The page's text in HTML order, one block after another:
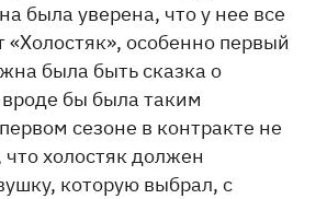
была уверена, что у нее все
«Холостяк», особенно первый
была быть сказка о
бы была таким
сезоне в контракте не
холостяк должен
которую выбрал, с